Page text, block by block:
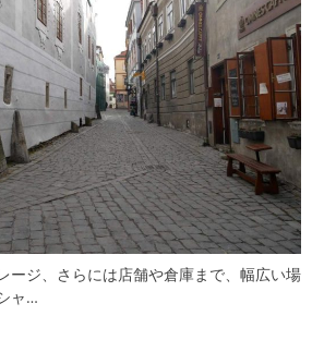
ージ、さらには店舗や倉庫まで、幅広い場
ャ…